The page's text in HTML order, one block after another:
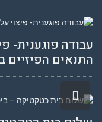
עבודה פוגענית-
התנאים הפיזיים
גלילה
לראש
העמוד